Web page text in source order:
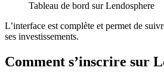
Tableau de bord sur Lendosphere
L’interface est complète et permet de
ses investissements.
Comment s’inscrire sur